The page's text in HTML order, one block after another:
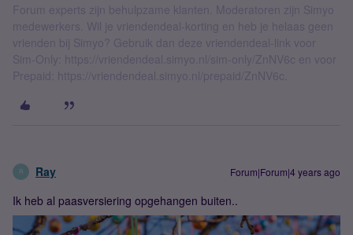
Forum experts zijn behulpzame klanten. Moderatoren zijn Simyo
medewerkers. Wil je vriendendeal-korting en heb je helaas geen
vrienden bij Simyo? Gebruik dan deze vriendendeal-link voor
Sim-Only: https://vriendendeal.simyo.nl/sim-only/ZnNV6c en voor
Prepaid: https://vriendendeal.simyo.nl/prepaid/ZnNV6c.
R Ray Forum|Forum|4 years ago
Ik heb al paasversiering opgehangen buiten..